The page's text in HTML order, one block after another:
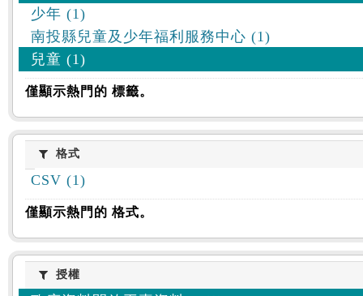
少年 (1)
南投縣兒童及少年福利服務中心 (1)
兒童 (1)
僅顯示熱門的 標籤。
格式格式
CSV (1)
僅顯示熱門的 格式。
授權授權